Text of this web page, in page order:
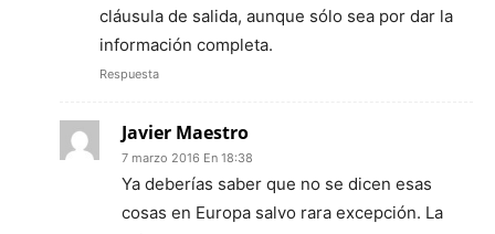
cláusula de salida, aunque sólo sea por dar la
información completa.
Respuesta
Javier Maestro
7 marzo 2016 En 18:38
Ya deberías saber que no se dicen esas
cosas en Europa salvo rara excepción. La